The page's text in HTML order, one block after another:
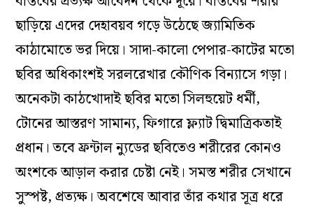
ছাড়িয়ে এদের দেহাবয়ব গড়ে উঠেছে জ্যামিতিক
কাঠামোতে ভর দিয়ে। সাদা-কালো পেপার-কাটের মতো
ছবির অধিকাংশই সরলরেখার কৌণিক বিন্যাসে গড়া।
অনেকটা কাঠখোদাই ছবির মতো সিলহুয়েট ধর্মী,
টোনের আস্তরণ সামান্য, ফিগারে ফ্ল্যাট দ্বিমাত্রিকতাই
প্রধান। তবে ফ্রন্টাল ন্যুডের ছবিতেও শরীরের কোনও
অংশকে আড়াল করার চেষ্টা নেই। সমস্ত শরীর সেখানে
সুস্পষ্ট, প্রত্যক্ষ। অবশেষে আবার তাঁর কথার সূত্র ধরে